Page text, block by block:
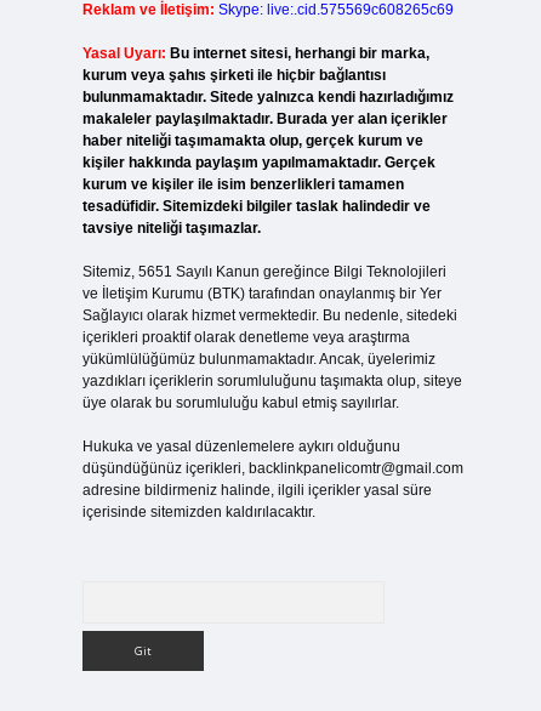
Reklam ve İletişim: Skype: live:.cid.575569c608265c69
Yasal Uyarı: Bu internet sitesi, herhangi bir marka,
kurum veya şahıs şirketi ile hiçbir bağlantısı
bulunmamaktadır. Sitede yalnızca kendi hazırladığımız
makaleler paylaşılmaktadır. Burada yer alan içerikler
haber niteliği taşımamakta olup, gerçek kurum ve
kişiler hakkında paylaşım yapılmamaktadır. Gerçek
kurum ve kişiler ile isim benzerlikleri tamamen
tesadüfidir. Sitemizdeki bilgiler taslak halindedir ve
tavsiye niteliği taşımazlar.
Sitemiz, 5651 Sayılı Kanun gereğince Bilgi Teknolojileri
ve İletişim Kurumu (BTK) tarafından onaylanmış bir Yer
Sağlayıcı olarak hizmet vermektedir. Bu nedenle, sitedeki
içerikleri proaktif olarak denetleme veya araştırma
yükümlülüğümüz bulunmamaktadır. Ancak, üyelerimiz
yazdıkları içeriklerin sorumluluğunu taşımakta olup, siteye
üye olarak bu sorumluluğu kabul etmiş sayılırlar.
Hukuka ve yasal düzenlemelere aykırı olduğunu
düşündüğünüz içerikleri, backlinkpanelicomtr@gmail.com
adresine bildirmeniz halinde, ilgili içerikler yasal süre
içerisinde sitemizden kaldırılacaktır.